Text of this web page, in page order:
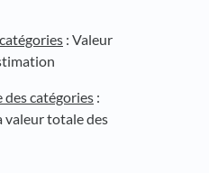
: Valeur
des catégories :
valeur totale des